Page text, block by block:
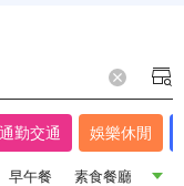
通勤交通 娛樂休閒
早午餐 素食餐廳 韓